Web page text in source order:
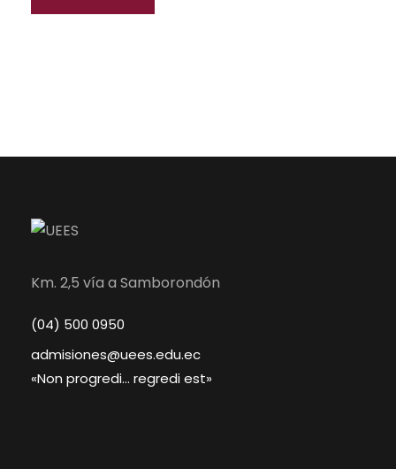
Km. 2,5 vía a Samborondón
(04) 500 0950
admisiones@uees.edu.ec
«Non progredi… regredi est»